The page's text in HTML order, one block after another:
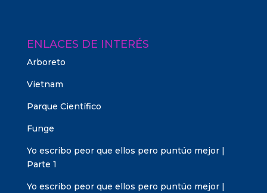
ENLACES DE INTERÉS
Arboreto
Vietnam
Parque Científico
Funge
Yo escribo peor que ellos pero puntúo mejor |
Parte 1
Yo escribo peor que ellos pero puntúo mejor |